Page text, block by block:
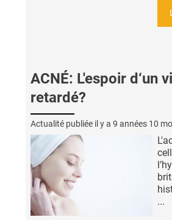
ACNÉ: L'espoir d‘un
retardé?
Actualité publiée il y a 9 années 10
...